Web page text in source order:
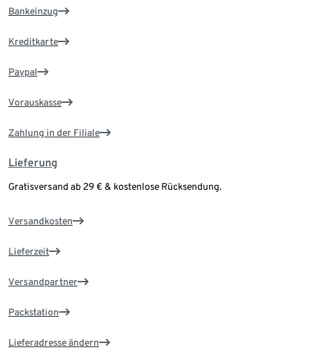
Bankeinzug
Kreditkarte
Paypal
Vorauskasse
Zahlung in der Filiale
Lieferung
Gratisversand ab 29 € & kostenlose Rücksendung.
Versandkosten
Lieferzeit
Versandpartner
Packstation
Lieferadresse ändern